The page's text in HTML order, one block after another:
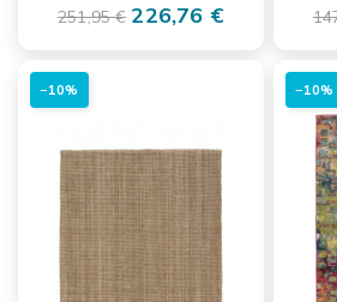
251,95 € 226,76 €
−10% −10%